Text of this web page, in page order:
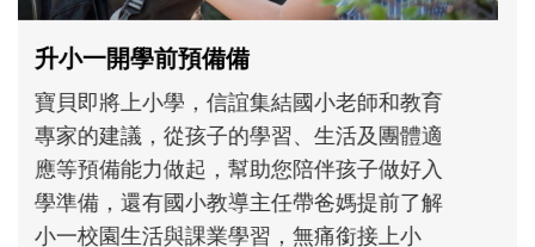
和孩子一起長大的那個男人│讀懂父親的
不同模樣
沒有人天生就擅長當爸爸！男人總是在一次
次「前所未有」的體驗中，跟著孩子一起長
大。從給予安全感的肢體遊戲，到獨立自
主、角色認同及解決問題的能力養成。爸爸